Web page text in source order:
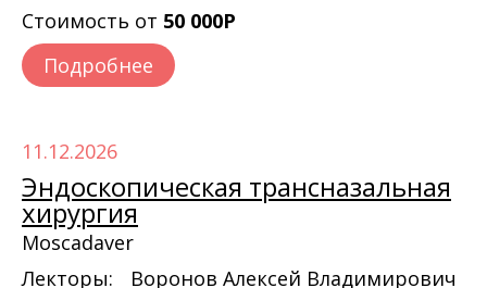
Стоимость от 50 000Р
Подробнее
11.12.2026
Эндоскопическая трансназальная
хирургия
Moscadaver
Лекторы:
Воронов Алексей Владимирович